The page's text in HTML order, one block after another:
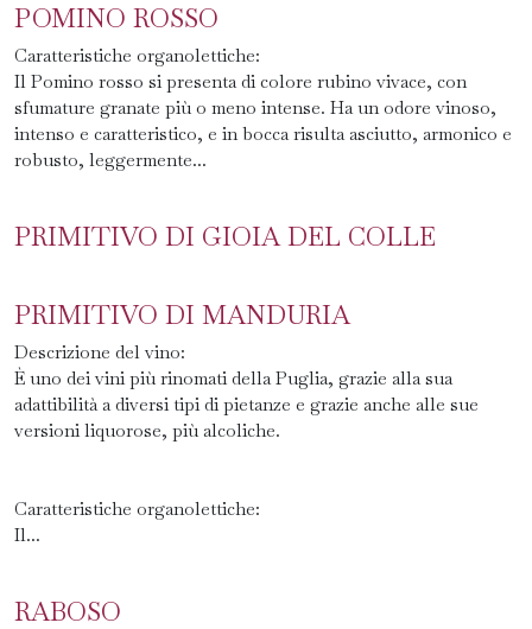
POMINO ROSSO
Caratteristiche organolettiche:
Il Pomino rosso si presenta di colore rubino vivace, con
sfumature granate più o meno intense. Ha un odore vinoso,
intenso e caratteristico, e in bocca risulta asciutto, armonico e
robusto, leggermente...
PRIMITIVO DI GIOIA DEL COLLE
PRIMITIVO DI MANDURIA
Descrizione del vino:
È uno dei vini più rinomati della Puglia, grazie alla sua
adattibilità a diversi tipi di pietanze e grazie anche alle sue
versioni liquorose, più alcoliche.
Caratteristiche organolettiche:
Il...
RABOSO